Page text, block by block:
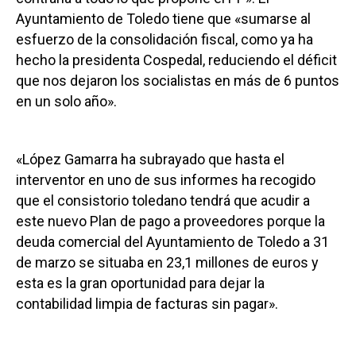
Ayuntamiento de Toledo tiene que «sumarse al
esfuerzo de la consolidación fiscal, como ya ha
hecho la presidenta Cospedal, reduciendo el déficit
que nos dejaron los socialistas en más de 6 puntos
en un solo año».
«López Gamarra ha subrayado que hasta el
interventor en uno de sus informes ha recogido
que el consistorio toledano tendrá que acudir a
este nuevo Plan de pago a proveedores porque la
deuda comercial del Ayuntamiento de Toledo a 31
de marzo se situaba en 23,1 millones de euros y
esta es la gran oportunidad para dejar la
contabilidad limpia de facturas sin pagar».